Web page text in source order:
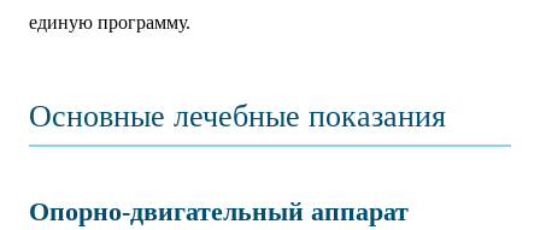
единую программу.
Основные лечебные показания
Опорно-двигательный аппарат